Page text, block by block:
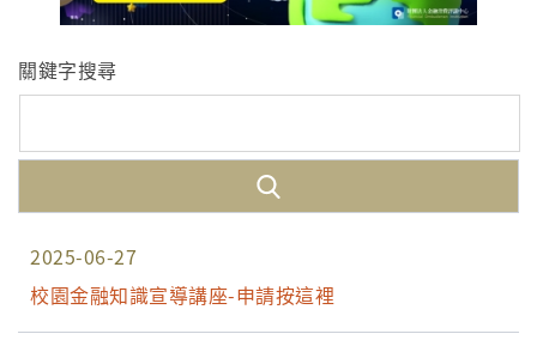
關鍵字搜尋
2025-06-27
校園金融知識宣導講座-申請按這裡